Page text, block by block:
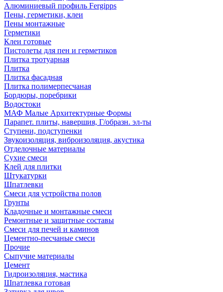
Алюминиевый профиль Fergipps
Пены, герметики, клеи
Пены монтажные
Герметики
Клеи готовые
Пистолеты для пен и герметиков
Плитка тротуарная
Плитка
Плитка фасадная
Плитка полимерпесчаная
Бордюры, поребрики
Водостоки
МАФ Малые Архитектурные Формы
Парапет. плиты, навершия, Г/образн. эл-ты
Ступени, подступенки
Звукоизоляция, виброизоляция, акустика
Отделочные материалы
Сухие смеси
Клей для плитки
Штукатурки
Шпатлевки
Смеси для устройства полов
Грунты
Кладочные и монтажные смеси
Ремонтные и защитные составы
Смеси для печей и каминов
Цементно-песчаные смеси
Прочие
Сыпучие материалы
Цемент
Гидроизоляция, мастика
Шпатлевка готовая